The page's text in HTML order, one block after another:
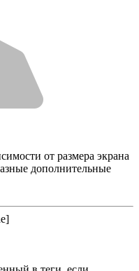
от размера экрана
дополнительные